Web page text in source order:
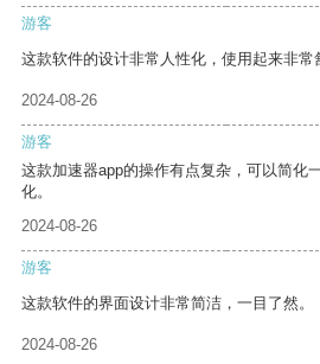
游客
这款软件的设计非常人性化，使用起来非常
2024-08-26
游客
这款加速器app的操作有点复杂，可以简化
化。
2024-08-26
游客
这款软件的界面设计非常简洁，一目了然。
2024-08-26